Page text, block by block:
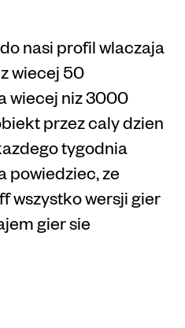
nasi profil wlaczaja
wiecej 50
wiecej niz 3000
przez caly dzien
tygodnia
powiedziec, ze
wszystko wersji gier
gier sie